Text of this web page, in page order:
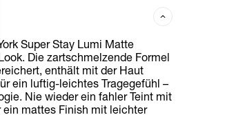
Super Stay Lumi Matte
Die zartschmelzende Formel
enthält mit der Haut
ein luftig-leichtes Tragegefühl –
Nie wieder ein fahler Teint mit
ein mattes Finish mit leichter